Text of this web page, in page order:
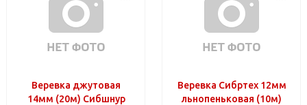
Веревка джутовая
14мм (20м) Сибшнур
Веревка Сибртех 12мм
льнопеньковая (10м)